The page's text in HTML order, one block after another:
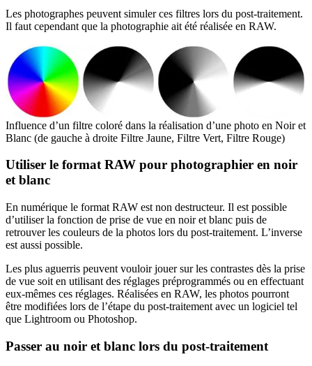
Les photographes peuvent simuler ces filtres lors du post-traitement.
Il faut cependant que la photographie ait été réalisée en RAW.
Influence d’un filtre coloré dans la réalisation d’une photo en Noir et
Blanc (de gauche à droite Filtre Jaune, Filtre Vert, Filtre Rouge)
Utiliser le format RAW pour photographier en noir
et blanc
En numérique le format RAW est non destructeur. Il est possible
d’utiliser la fonction de prise de vue en noir et blanc puis de
retrouver les couleurs de la photos lors du post-traitement. L’inverse
est aussi possible.
Les plus aguerris peuvent vouloir jouer sur les contrastes dès la prise
de vue soit en utilisant des réglages préprogrammés ou en effectuant
eux-mêmes ces réglages. Réalisées en RAW, les photos pourront
être modifiées lors de l’étape du post-traitement avec un logiciel tel
que Lightroom ou Photoshop.
Passer au noir et blanc lors du post-traitement